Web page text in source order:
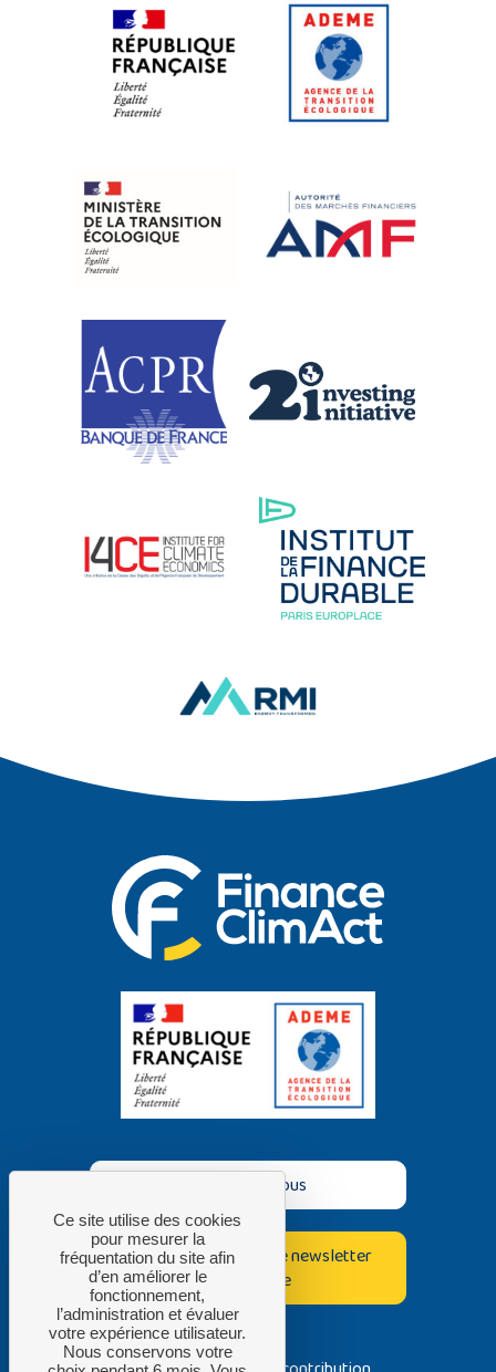
Contactez-nous
Inscrivez-vous à notre newsletter
bimestrielle
Ce site utilise des cookies
pour mesurer la
fréquentation du site afin
d’en améliorer le
fonctionnement,
l’administration et évaluer
votre expérience utilisateur.
Nous conservons votre